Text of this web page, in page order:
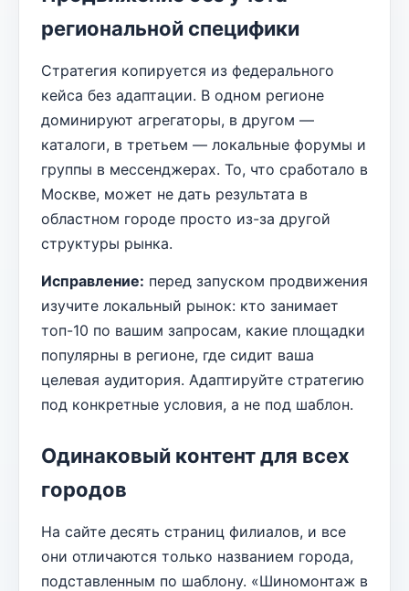
региональной специфики
Стратегия копируется из федерального
кейса без адаптации. В одном регионе
доминируют агрегаторы, в другом —
каталоги, в третьем — локальные форумы и
группы в мессенджерах. То, что сработало в
Москве, может не дать результата в
областном городе просто из-за другой
структуры рынка.
Исправление: перед запуском продвижения
изучите локальный рынок: кто занимает
топ-10 по вашим запросам, какие площадки
популярны в регионе, где сидит ваша
целевая аудитория. Адаптируйте стратегию
под конкретные условия, а не под шаблон.
Одинаковый контент для всех
городов
На сайте десять страниц филиалов, и все
они отличаются только названием города,
подставленным по шаблону. «Шиномонтаж в